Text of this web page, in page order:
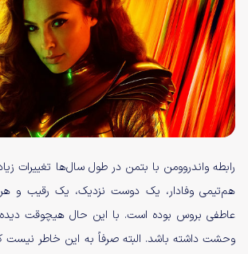
رابطه واندروومن با بتمن در طول سال‌ها تغییرات
هم‌تیمی وفادار، یک دوست نزدیک، یک رقیب و
عاطفی بروس بوده است. با این حال هیچوقت
وحشت داشته باشد. البته صرفاً به این خاطر